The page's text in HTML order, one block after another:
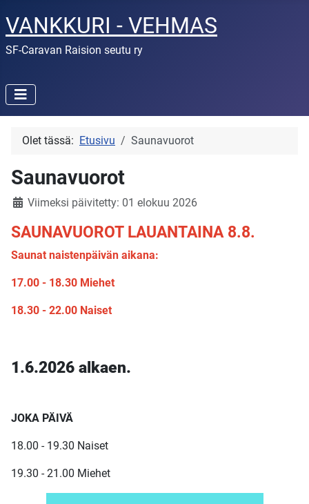
VANKKURI - VEHMAS
SF-Caravan Raision seutu ry
Olet tässä: Etusivu Saunavuorot
Saunavuorot
Viimeksi päivitetty: 01 elokuu 2026
SAUNAVUOROT LAUANTAINA 8.8.
Saunat naistenpäivän aikana:
17.00 - 18.30 Miehet
18.30 - 22.00 Naiset
1.6.2026 alkaen.
JOKA PÄIVÄ
18.00 - 19.30 Naiset
19.30 - 21.00 Miehet